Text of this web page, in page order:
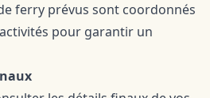
ferry prévus sont coordonnés
pour garantir un